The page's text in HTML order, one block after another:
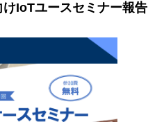
IoTユースセミナー報告